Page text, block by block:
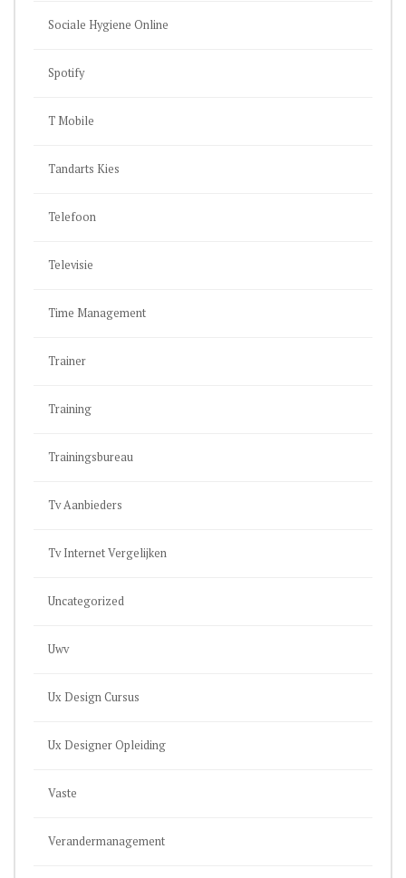
Sociale Hygiene Online
Spotify
T Mobile
Tandarts Kies
Telefoon
Televisie
Time Management
Trainer
Training
Trainingsbureau
Tv Aanbieders
Tv Internet Vergelijken
Uncategorized
Uwv
Ux Design Cursus
Ux Designer Opleiding
Vaste
Verandermanagement